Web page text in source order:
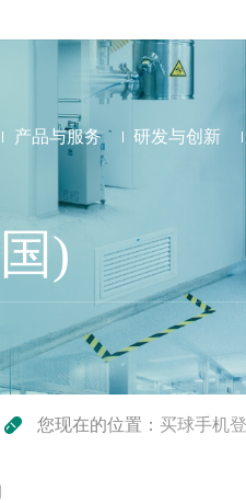
产品与服务 研发与创新
)
您现在的位置： 买球手机